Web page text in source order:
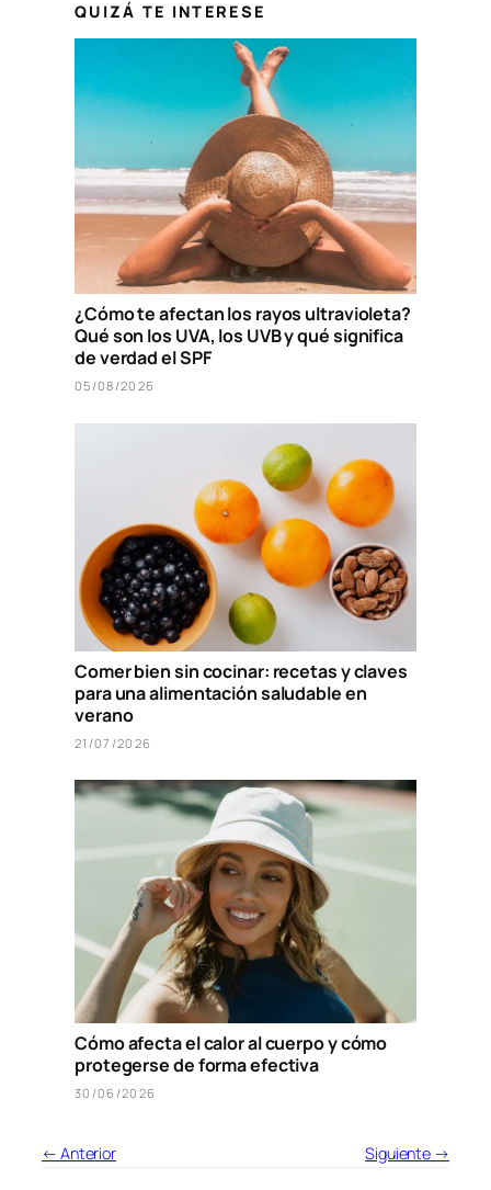
QUIZÁ TE INTERESE
¿Cómo te afectan los rayos ultravioleta?
Qué son los UVA, los UVB y qué significa
de verdad el SPF
05/08/2026
Comer bien sin cocinar: recetas y claves
para una alimentación saludable en
verano
21/07/2026
Cómo afecta el calor al cuerpo y cómo
protegerse de forma efectiva
30/06/2026
← Anterior Siguiente →